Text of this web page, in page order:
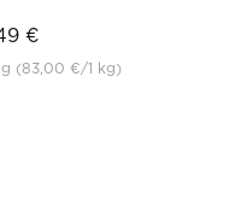
€
(83,00 €/1 kg)